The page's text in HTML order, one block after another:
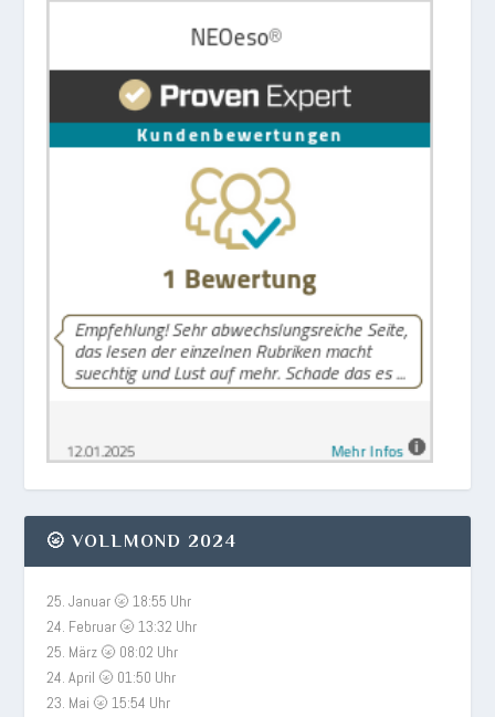
🌝 VOLLMOND 2024
25. Januar 🌝 18:55 Uhr
24. Februar 🌝 13:32 Uhr
25. März 🌝 08:02 Uhr
24. April 🌝 01:50 Uhr
23. Mai 🌝 15:54 Uhr